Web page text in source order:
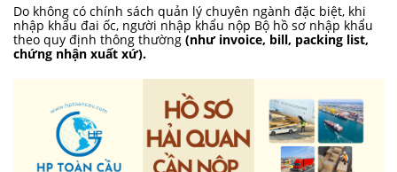
Do không có chính sách quản lý chuyên ngành đặc biệt, khi
nhập khẩu đai ốc, người nhập khẩu nộp Bộ hồ sơ nhập khẩu
theo quy định thông thường (như invoice, bill, packing list,
chứng nhận xuất xứ).